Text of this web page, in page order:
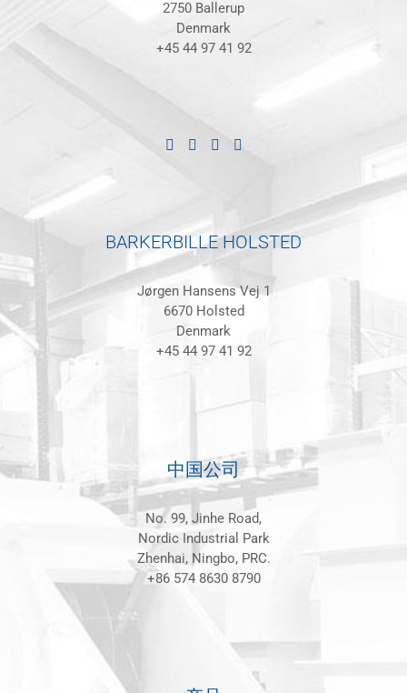
2750 Ballerup
Denmark
+45 44 97 41 92
BARKERBILLE HOLSTED
Jørgen Hansens Vej 1
6670 Holsted
Denmark
+45 44 97 41 92
中国公司
No. 99, Jinhe Road,
Nordic Industrial Park
Zhenhai, Ningbo, PRC.
+86 574 8630 8790